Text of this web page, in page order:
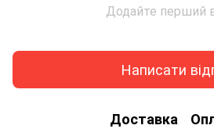
Додайте перший
Написати
Доставка